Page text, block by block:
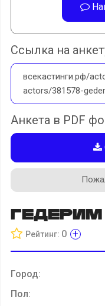
Ссылка на
всекастинги.рф/
actors/381578-
Анкета в PDF
Рейтинг: 0 +
Город:
Пол: